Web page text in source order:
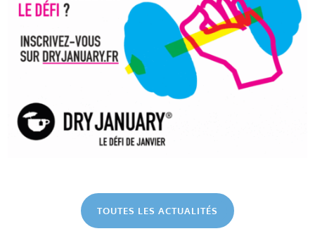
TOUTES LES ACTUALITÉS